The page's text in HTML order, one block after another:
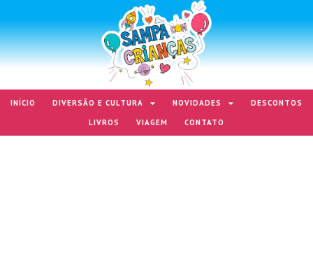
INÍCIO DIVERSÃO E CULTURA NOVIDADES
DESCONTOS
LIVROS
VIAGEM CONTATO